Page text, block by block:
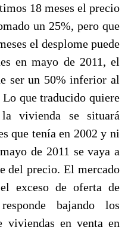
18 meses el precio
un 25%, pero que
el desplome puede
en mayo de 2011, el
ser un 50% inferior al
que traducido quiere
vivienda se situará
que tenía en 2002 y ni
de 2011 se vaya a
del precio. El mercado
exceso de oferta de
bajando los
viviendas en venta en